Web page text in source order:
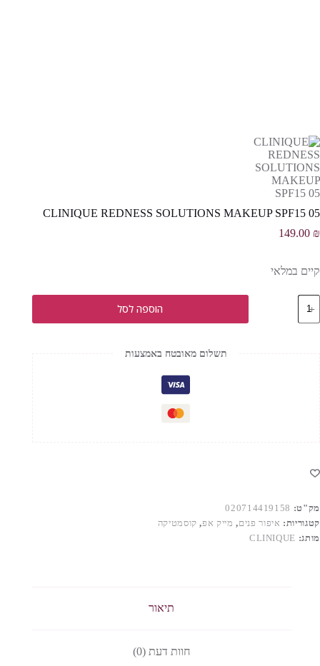
CLINIQUE REDNESS SOLUTIONS MAKEUP SPF15 05
149.00 ₪
קיים במלאי
כמות
של
CLINIQUE
הוספה לסל
תשלום מאובטח באמצעות
מק"ט: 020714419158
קטגוריות: איפור פנים, מייק אפ, קוסמטיקה
מותג: CLINIQUE
תיאור
חוות דעת (0)